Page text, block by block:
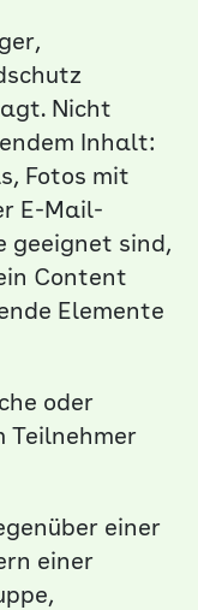
Nicht
Inhalt:
Fotos mit
E-Mail-
geeignet sind,
Content
Elemente
oder
Teilnehmer
einer
einer